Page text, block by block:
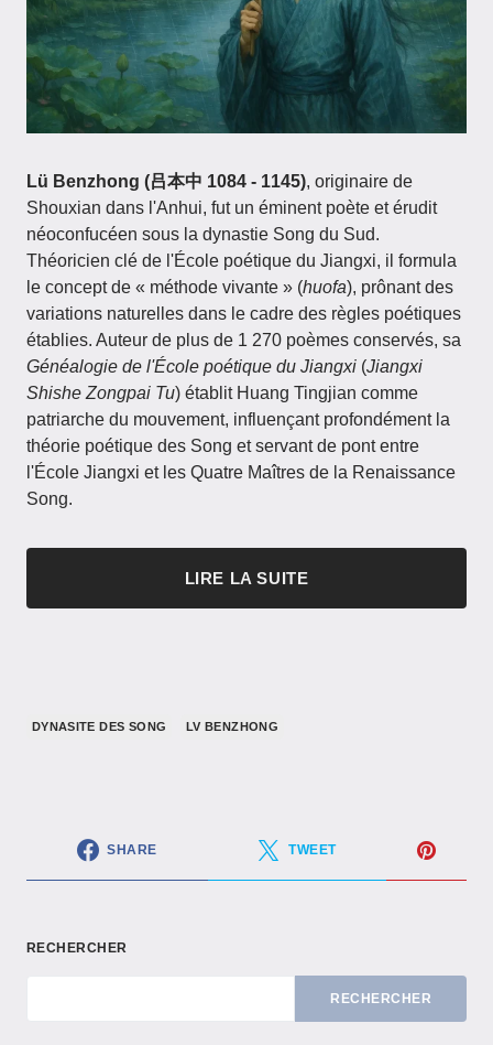
Lü Benzhong (吕本中 1084 - 1145), originaire de
Shouxian dans l'Anhui, fut un éminent poète et érudit
néoconfucéen sous la dynastie Song du Sud.
Théoricien clé de l'École poétique du Jiangxi, il formula
le concept de « méthode vivante » (huofa), prônant des
variations naturelles dans le cadre des règles poétiques
établies. Auteur de plus de 1 270 poèmes conservés, sa
Généalogie de l'École poétique du Jiangxi (Jiangxi
Shishe Zongpai Tu) établit Huang Tingjian comme
patriarche du mouvement, influençant profondément la
théorie poétique des Song et servant de pont entre
l'École Jiangxi et les Quatre Maîtres de la Renaissance
Song.
LIRE LA SUITE
DYNASITE DES SONG LV BENZHONG
SHARE TWEET
RECHERCHER
RECHERCHER